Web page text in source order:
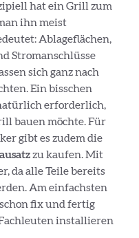
hat ein Grill zum
ihn meist
Ablageflächen,
Stromanschlüsse
sich ganz nach
Ein bisschen
erforderlich,
bauen möchte. Für
gibt es zudem die
zu kaufen. Mit
da alle Teile bereits
Am einfachsten
fix und fertig
installieren